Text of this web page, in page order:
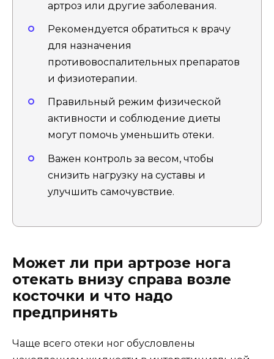
артроз или другие заболевания.
Рекомендуется обратиться к врачу
для назначения
противовоспалительных препаратов
и физиотерапии.
Правильный режим физической
активности и соблюдение диеты
могут помочь уменьшить отеки.
Важен контроль за весом, чтобы
снизить нагрузку на суставы и
улучшить самочувствие.
Может ли при артрозе нога
отекать внизу справа возле
косточки и что надо
предпринять
Чаще всего отеки ног обусловлены